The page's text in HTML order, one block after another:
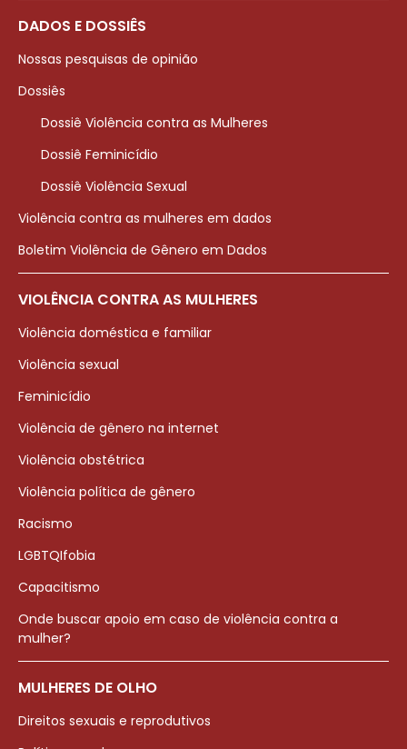
DADOS E DOSSIÊS
Nossas pesquisas de opinião
Dossiês
Dossiê Violência contra as Mulheres
Dossiê Feminicídio
Dossiê Violência Sexual
Violência contra as mulheres em dados
Boletim Violência de Gênero em Dados
VIOLÊNCIA CONTRA AS MULHERES
Violência doméstica e familiar
Violência sexual
Feminicídio
Violência de gênero na internet
Violência obstétrica
Violência política de gênero
Racismo
LGBTQIfobia
Capacitismo
Onde buscar apoio em caso de violência contra a
mulher?
MULHERES DE OLHO
Direitos sexuais e reprodutivos